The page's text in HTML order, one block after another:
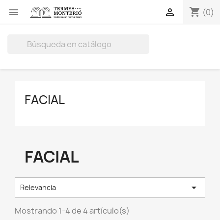
 shopping_cart (0)

FACIAL
FACIAL
Relevancia 
Mostrando 1-4 de 4 artículo(s)